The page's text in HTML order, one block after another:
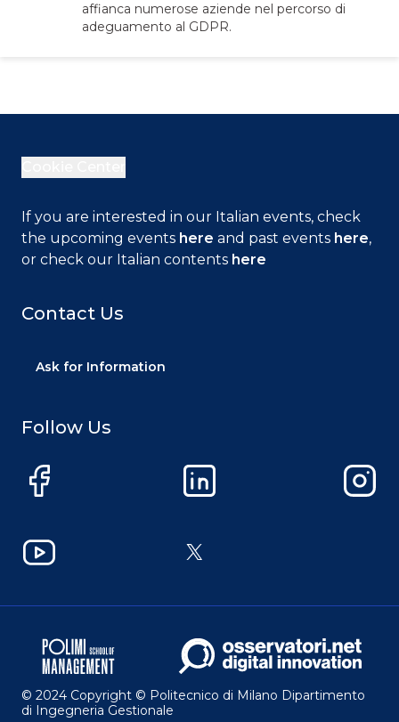
affianca numerose aziende nel percorso di
adeguamento al GDPR.
Contact Us
Ask for Information
Follow Us
Facebook LinkedIn
YouTube X
If you are interested in our Italian events, check
the upcoming events here and past events here,
or check our Italian contents here
© 2024 Copyright © Politecnico di Milano Dipartimento
di Ingegneria Gestionale